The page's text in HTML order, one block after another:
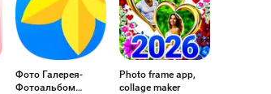
Фото Галерея-
Фотоальбом
Photo frame app,
collage maker